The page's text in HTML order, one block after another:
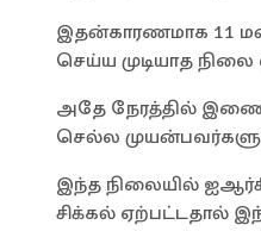
இதன்காரணமாக 11
செய்ய முடியாத நிலை
அதே நேரத்தில்
செல்ல
இந்த நிலையில்
சிக்கல் ஏற்பட்டதால்